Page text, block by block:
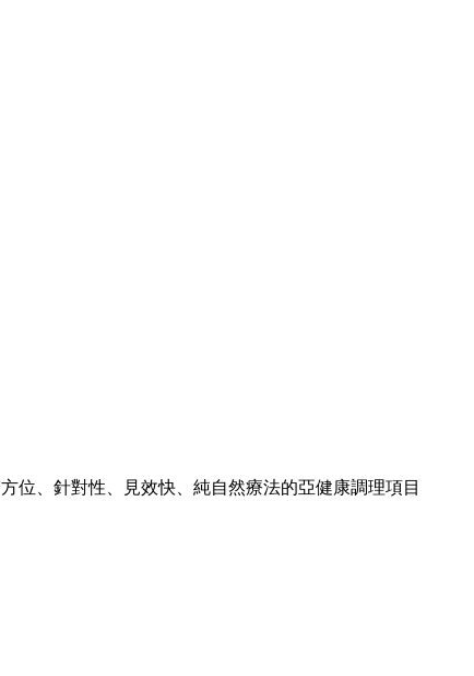
位、針對性、見效快、純自然療法的亞健康調理項目